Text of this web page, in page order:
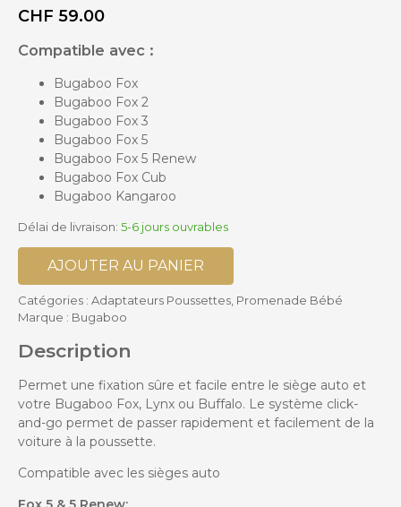
CHF 59.00
Compatible avec :
Bugaboo Fox
Bugaboo Fox 2
Bugaboo Fox 3
Bugaboo Fox 5
Bugaboo Fox 5 Renew
Bugaboo Fox Cub
Bugaboo Kangaroo
Délai de livraison: 5-6 jours ouvrables
AJOUTER AU PANIER
Catégories : Adaptateurs Poussettes, Promenade Bébé
Marque : Bugaboo
Description
Permet une fixation sûre et facile entre le siège auto et
votre Bugaboo Fox, Lynx ou Buffalo. Le système click-
and-go permet de passer rapidement et facilement de la
voiture à la poussette.
Compatible avec les sièges auto